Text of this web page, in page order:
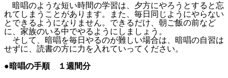
暗唱のような短い時間の学習は、夕方にやろうとすると忘
れてしまうことがあります。また、毎日同じようにやらない
とできるようになりません。できるだけ、朝ご飯の前など
に、家族のいる中でやるようにしましょう。
そして、暗唱を毎日やるのが難しい場合は、暗唱の自習は
せずに、読書の方に力を入れていってください。
●暗唱の手順 １週間分